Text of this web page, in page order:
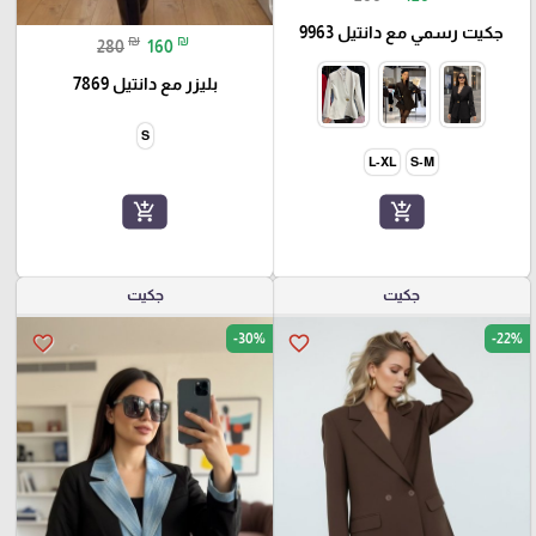
جكيت رسمي مع دانتيل 9963
S-M
L-XL
add_shopping_cart
280 ₪ 160 ₪
بليزر مع دانتيل 7869
S
add_shopping_cart
جكيت
favorite_border -22%
جكيت
favorite_border -30%